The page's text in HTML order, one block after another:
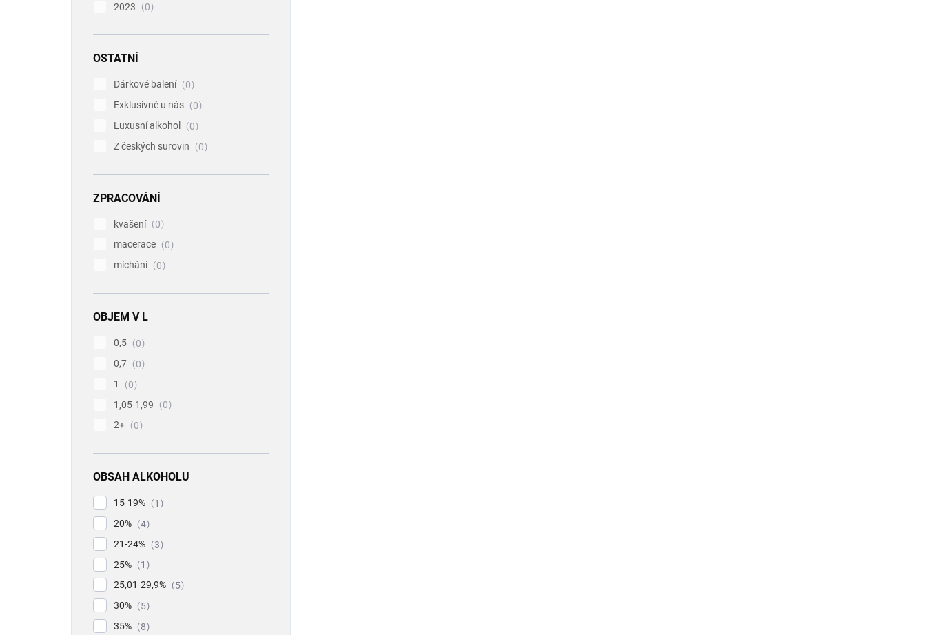
2023
0
OSTATNÍ
Dárkové balení
0
Exklusivně u nás
0
Luxusní alkohol
0
Z českých surovin
0
ZPRACOVÁNÍ
kvašení
0
macerace
0
míchání
0
OBJEM V L
0,5
0
0,7
0
1
0
1,05-1,99
0
2+
0
OBSAH ALKOHOLU
15-19%
1
20%
4
21-24%
3
25%
1
25,01-29,9%
5
30%
5
35%
8